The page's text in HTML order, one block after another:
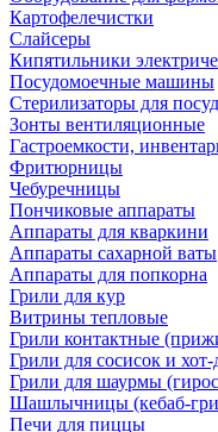
Картофелечистки
Слайсеры
Кипятильники
Посудомоечные машины
Стерилизаторы для
Зонты вентиляционные
Гастроемкости,
Фритюрницы
Чебуречницы
Пончиковые аппараты
Аппараты для кваркини
Аппараты сахарной ваты
Аппараты для попкорна
Грили для кур
Витрины тепловые
Грили контактные
Грили для сосисок и хот-
Грили для шаурмы
Шашлычницы (кебаб-
Печи для пиццы